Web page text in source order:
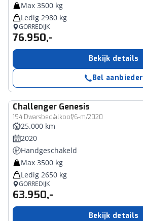
Max 3500 kg
Ledig 2980 kg
GORREDIJK
76.950,-
Bekijk details
Bel aanbieder
Challenger Genesis
194 Dwarsbed/alkoof/6-m/2020
25.000 km
2020
Handgeschakeld
Max 3500 kg
Ledig 2650 kg
GORREDIJK
63.950,-
Bekijk details